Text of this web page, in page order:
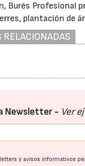
Burés Profesional
plantación de
Newsletter - Ver
y avisos informativos